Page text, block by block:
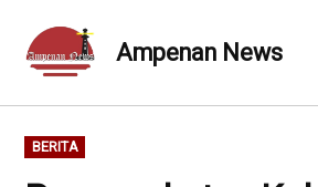
content
Ampenan News
POSTED
IN
BERITA